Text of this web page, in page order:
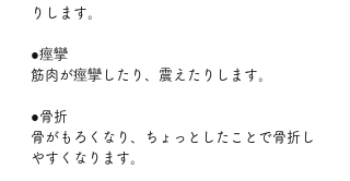
りします。﻿
●痙攣
筋肉が痙攣したり、震えたりします。
●骨折
骨がもろくなり、ちょっとしたことで骨折し
やすくなります。